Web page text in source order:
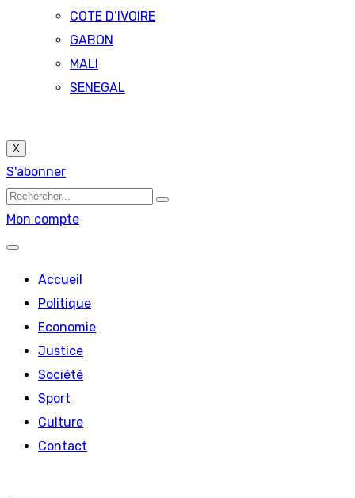
COTE D’IVOIRE
GABON
MALI
SENEGAL
X
S'abonner
Mon compte
Accueil
Politique
Economie
Justice
Société
Sport
Culture
Contact